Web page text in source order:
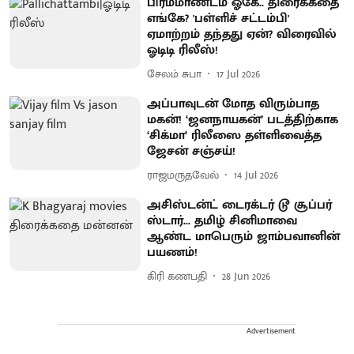
எங்கே? 'பள்ளிச் சட்டம்பி'
ஏமாற்றம் தந்தது ஏன்? விரைவில்
ஓடிடி ரிலீஸ்!
சேலம் சுபா 17 Jul 2026
அப்பாவுடன் மோத விரும்பாத
மகன்! ‘ஜனநாயகன்’ படத்திற்காக
‘சிக்மா’ ரிலீஸை தள்ளிவைத்த
ஜேசன் சஞ்சய்!
ராஜமருதவேல் 14 Jul 2026
அசிஸ்டன்ட் டைரக்டர் டூ சூப்பர்
ஸ்டார்... தமிழ் சினிமாவை
ஆண்ட மாபெரும் ஜாம்பவானின்
பயணம்!
கிரி கணபதி 28 Jun 2026
Advertisement